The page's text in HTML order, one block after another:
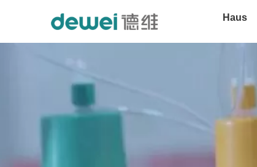
Haus